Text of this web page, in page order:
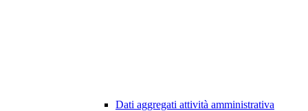
Dati aggregati attività amministrativa